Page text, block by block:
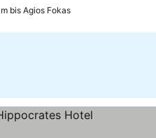
bis Agios Fokas